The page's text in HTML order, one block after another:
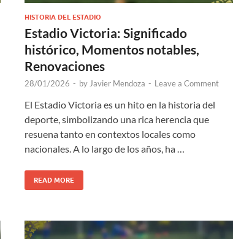
HISTORIA DEL ESTADIO
Estadio Victoria: Significado
histórico, Momentos notables,
Renovaciones
28/01/2026 - byJavier Mendoza - Leave a Comment
El Estadio Victoria es un hito en la historia del
deporte, simbolizando una rica herencia que
resuena tanto en contextos locales como
nacionales. A lo largo de los años, ha …
READ MORE